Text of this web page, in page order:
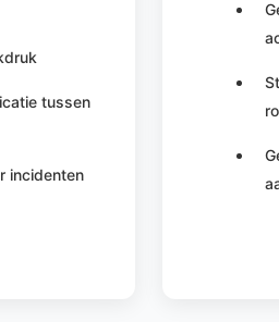
tussen
incidenten